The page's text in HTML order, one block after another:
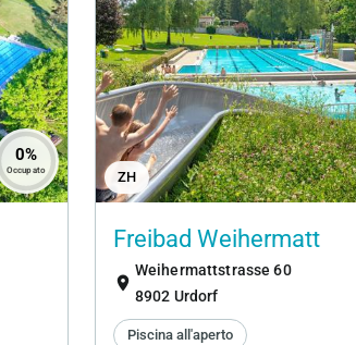
0%
Occupato ZH
Freibad Weihermatt
location_on
Weihermattstrasse 60
8902 Urdorf
Piscina all'aperto